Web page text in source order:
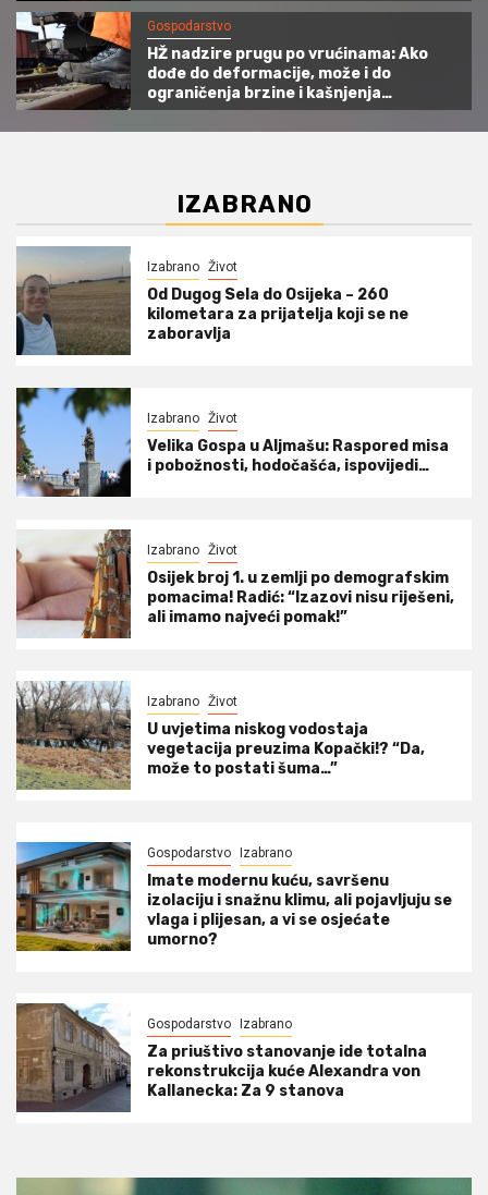
Gospodarstvo
HŽ nadzire prugu po vrućinama: Ako
dođe do deformacije, može i do
ograničenja brzine i kašnjenja…
IZABRANO
Izabrano Život
Od Dugog Sela do Osijeka – 260
kilometara za prijatelja koji se ne
zaboravlja
Izabrano Život
Velika Gospa u Aljmašu: Raspored misa
i pobožnosti, hodočašća, ispovijedi…
Izabrano Život
Osijek broj 1. u zemlji po demografskim
pomacima! Radić: “Izazovi nisu riješeni,
ali imamo najveći pomak!”
Izabrano Život
U uvjetima niskog vodostaja
vegetacija preuzima Kopački!? “Da,
može to postati šuma…”
Gospodarstvo Izabrano
Imate modernu kuću, savršenu
izolaciju i snažnu klimu, ali pojavljuju se
vlaga i plijesan, a vi se osjećate
umorno?
Gospodarstvo Izabrano
Za priuštivo stanovanje ide totalna
rekonstrukcija kuće Alexandra von
Kallanecka: Za 9 stanova